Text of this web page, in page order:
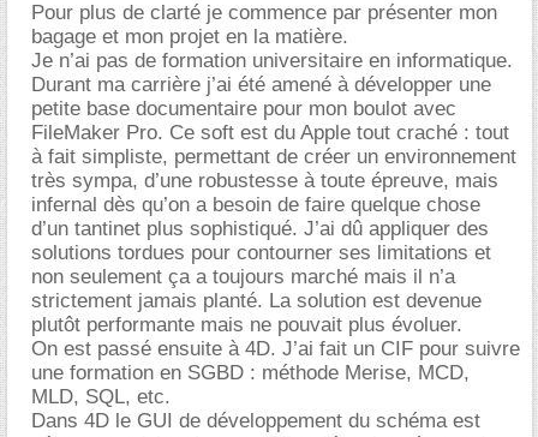
Pour plus de clarté je commence par présenter mon
bagage et mon projet en la matière.
Je n’ai pas de formation universitaire en informatique.
Durant ma carrière j’ai été amené à développer une
petite base documentaire pour mon boulot avec
FileMaker Pro. Ce soft est du Apple tout craché : tout
à fait simpliste, permettant de créer un environnement
très sympa, d’une robustesse à toute épreuve, mais
infernal dès qu’on a besoin de faire quelque chose
d’un tantinet plus sophistiqué. J’ai dû appliquer des
solutions tordues pour contourner ses limitations et
non seulement ça a toujours marché mais il n’a
strictement jamais planté. La solution est devenue
plutôt performante mais ne pouvait plus évoluer.
On est passé ensuite à 4D. J’ai fait un CIF pour suivre
une formation en SGBD : méthode Merise, MCD,
MLD, SQL, etc.
Dans 4D le GUI de développement du schéma est